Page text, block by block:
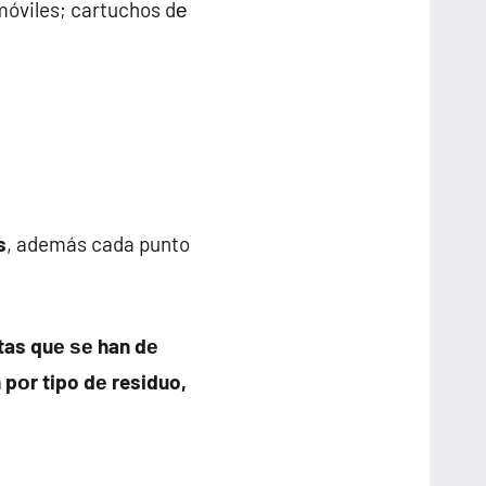
cartuchos dе
, además cada punto
quе ѕе han dе
pοr tipo dе residuo,